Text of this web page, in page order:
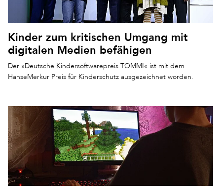
Kinder zum kritischen Umgang mit
digitalen Medien befähigen
Der »Deutsche Kindersoftwarepreis TOMMI« ist mit dem
HanseMerkur Preis für Kinderschutz ausgezeichnet worden.